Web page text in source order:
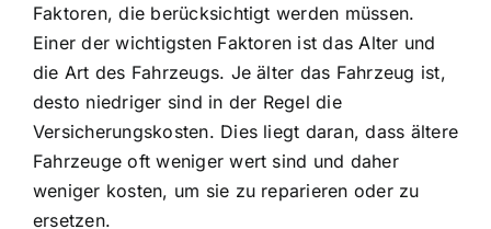
Faktoren, die berücksichtigt werden müssen.
Einer der wichtigsten Faktoren ist das Alter und
die Art des Fahrzeugs. Je älter das Fahrzeug ist,
desto niedriger sind in der Regel die
Versicherungskosten. Dies liegt daran, dass ältere
Fahrzeuge oft weniger wert sind und daher
weniger kosten, um sie zu reparieren oder zu
ersetzen.